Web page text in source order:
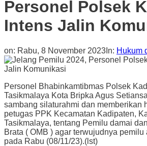
Personel Polsek
Intens Jalin
on: Rabu, 8 November 2023 In: Hukum
Personel Bhabinkamtibmas Polsek
Tasikmalaya Kota Bripka Agus
sambang silaturahmi dan memberikan
petugas PPK Kecamatan Kadipaten,
Tasikmalaya, tentang Pemilu damai
Brata ( OMB ) agar terwujudnya pemilu
pada Rabu (08/11/23).(lst)